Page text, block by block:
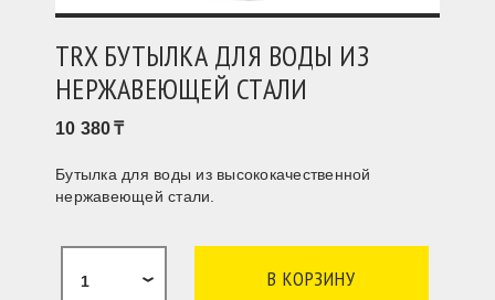
TRX БУТЫЛКА ДЛЯ ВОДЫ ИЗ
НЕРЖАВЕЮЩЕЙ СТАЛИ
10 380
Бутылка для воды из высококачественной
нержавеющей стали.
1